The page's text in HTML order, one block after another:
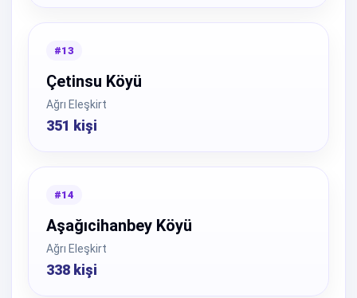
#13
Çetinsu Köyü
Ağrı Eleşkirt
351 kişi
#14
Aşağıcihanbey Köyü
Ağrı Eleşkirt
338 kişi